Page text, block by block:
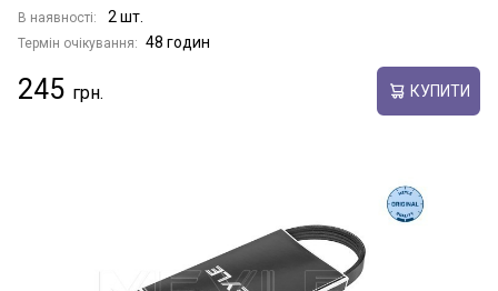
В наявності: 2 шт.
Термін очікування: 48 годин
245 КУПИТИ